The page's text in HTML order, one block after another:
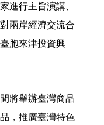
進行主旨演講、
兩岸經濟交流合
胞來津投資興
將舉辦臺灣商品
，推廣臺灣特色